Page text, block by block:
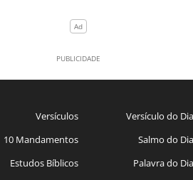
Versículos
10 Mandamentos
Estudos Bíblicos
Versículo do Dia
Salmo do Dia
Palavra do Dia